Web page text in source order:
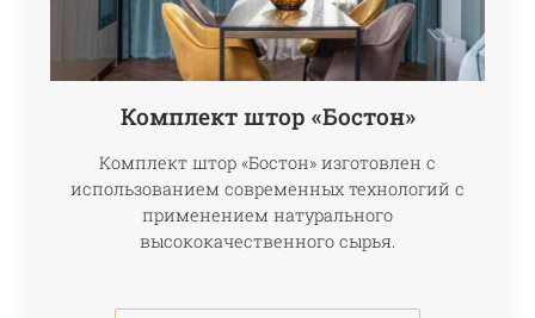
Комплект штор «Бостон»
Комплект штор «Бостон» изготовлен с
использованием современных технологий с
применением натурального
высококачественного сырья.